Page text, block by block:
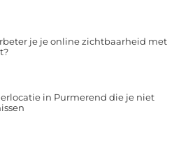
je je online zichtbaarheid met
in Purmerend die je niet